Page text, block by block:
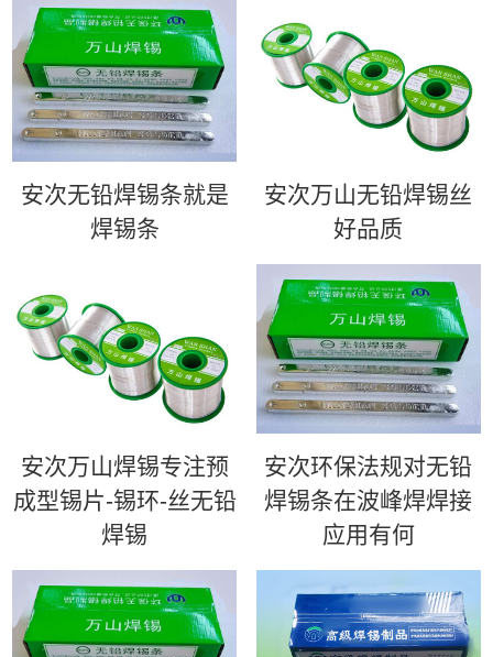
安次无铅焊锡条就是
焊锡条
安次万山无铅焊锡丝
好品质
安次万山焊锡专注预
成型锡片-锡环-丝无铅
焊锡
安次环保法规对无铅
焊锡条在波峰焊焊接
应用有何